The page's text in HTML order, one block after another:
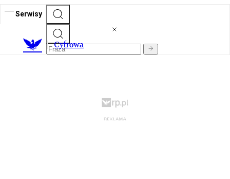
Serwisy
Cyfrowa